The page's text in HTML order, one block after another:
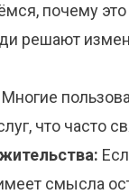
почему
решают
Многие
что часто
смысла